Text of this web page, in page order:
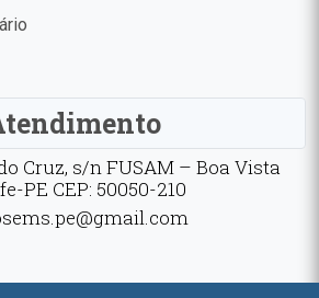
Cruz, s/n FUSAM – Boa Vista
PE CEP: 50050-210